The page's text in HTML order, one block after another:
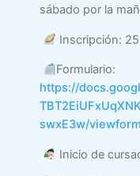
sábado por la
Inscripción:
Formulario:
https://
swxE3w/
Inicio de